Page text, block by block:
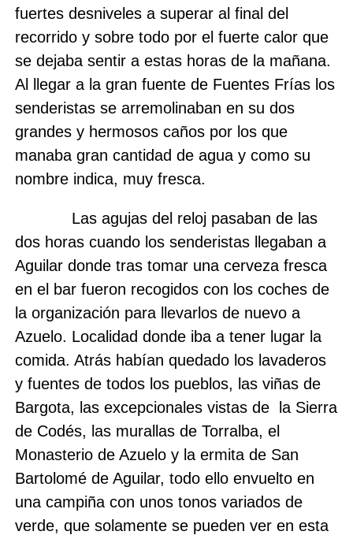
fuertes desniveles a superar al final del
recorrido y sobre todo por el fuerte calor que
se dejaba sentir a estas horas de la mañana.
Al llegar a la gran fuente de Fuentes Frías los
senderistas se arremolinaban en su dos
grandes y hermosos caños por los que
manaba gran cantidad de agua y como su
nombre indica, muy fresca.
Las agujas del reloj pasaban de las
dos horas cuando los senderistas llegaban a
Aguilar donde tras tomar una cerveza fresca
en el bar fueron recogidos con los coches de
la organización para llevarlos de nuevo a
Azuelo. Localidad donde iba a tener lugar la
comida. Atrás habían quedado los lavaderos
y fuentes de todos los pueblos, las viñas de
Bargota, las excepcionales vistas de
la Sierra
de Codés, las murallas de Torralba, el
Monasterio de Azuelo y la ermita de San
Bartolomé de Aguilar, todo ello envuelto en
una campiña con unos tonos variados de
verde, que solamente se pueden ver en esta